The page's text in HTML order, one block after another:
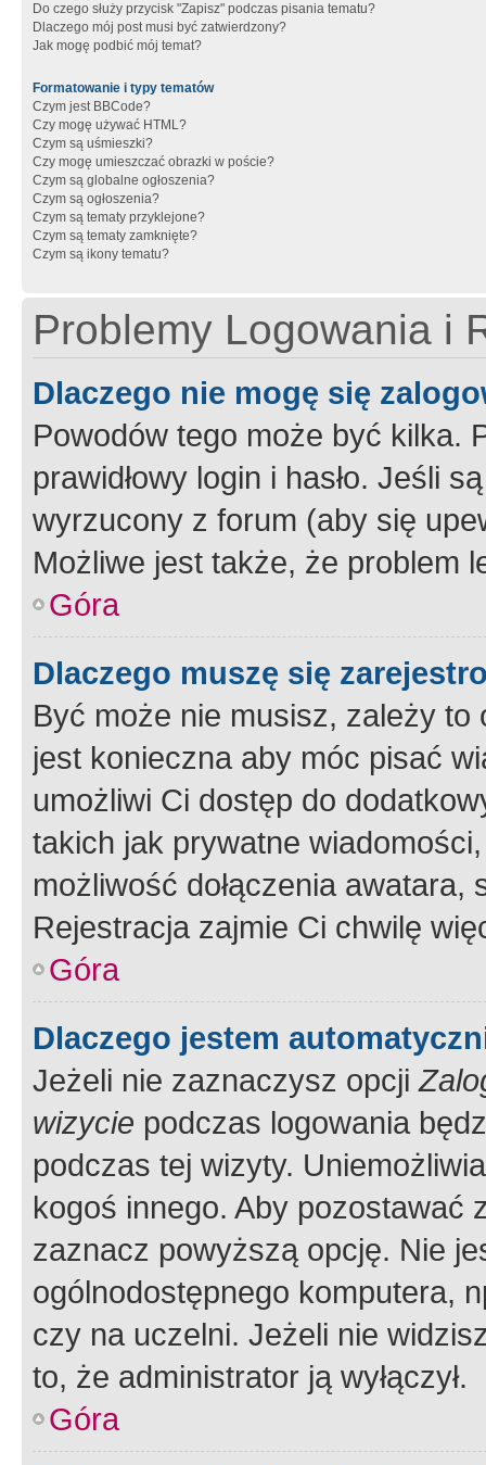
Do czego służy przycisk "Zapisz" podczas pisania tematu?
Dlaczego mój post musi być zatwierdzony?
Jak mogę podbić mój temat?
Formatowanie i typy tematów
Czym jest BBCode?
Czy mogę używać HTML?
Czym są uśmieszki?
Czy mogę umieszczać obrazki w poście?
Czym są globalne ogłoszenia?
Czym są ogłoszenia?
Czym są tematy przyklejone?
Czym są tematy zamknięte?
Czym są ikony tematu?
Problemy Logowania i
Dlaczego nie mogę się
Powodów tego może być kilka.
prawidłowy login i hasło. Jeśli
wyrzucony z forum (aby się
Możliwe jest także, że problem
Góra
Dlaczego muszę się
Być może nie musisz, zależy
jest konieczna aby móc pisać
umożliwi Ci dostęp do
takich jak prywatne
możliwość dołączenia
Rejestracja zajmie Ci chwilę
Góra
Dlaczego jestem
Jeżeli nie zaznaczysz opcji
wizycie podczas logowania
podczas tej wizyty.
kogoś innego. Aby pozostawać
zaznacz powyższą opcję. Nie
ogólnodostępnego komputera,
czy na uczelni. Jeżeli nie
to, że administrator ją wyłączył.
Góra